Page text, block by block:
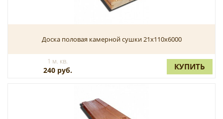
Доска половая камерной сушки 21x110x6000
1 м. кв.
240 руб. КУПИТЬ